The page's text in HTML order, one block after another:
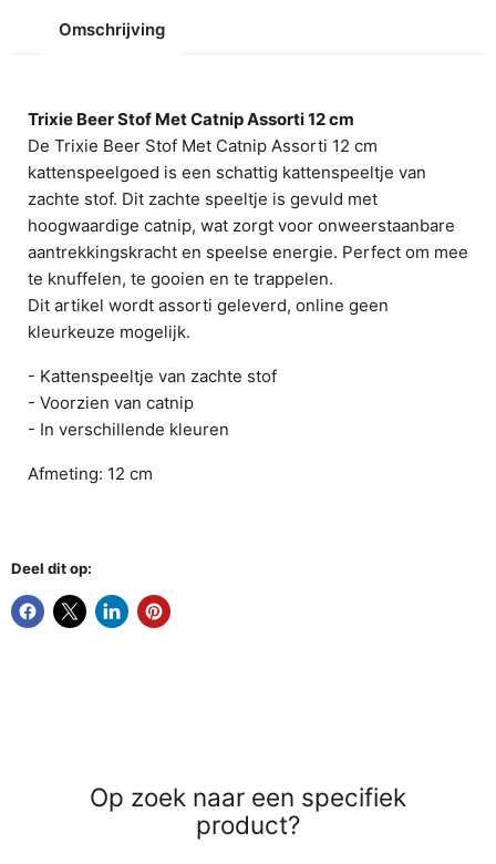
Omschrijving
Trixie Beer Stof Met Catnip Assorti 12 cm
De Trixie Beer Stof Met Catnip Assorti 12 cm
kattenspeelgoed is een schattig kattenspeeltje van
zachte stof. Dit zachte speeltje is gevuld met
hoogwaardige catnip, wat zorgt voor onweerstaanbare
aantrekkingskracht en speelse energie. Perfect om mee
te knuffelen, te gooien en te trappelen.
Dit artikel wordt assorti geleverd, online geen
kleurkeuze mogelijk.
- Kattenspeeltje van zachte stof
- Voorzien van catnip
- In verschillende kleuren
Afmeting: 12 cm
Deel dit op:
Op zoek naar een specifiek
product?